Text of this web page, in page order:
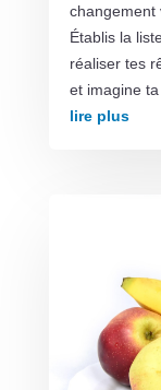
changement
Établis la
réaliser tes
et imagine ta
lire plus